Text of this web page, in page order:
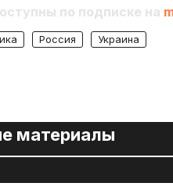
по подписке на
Россия Украина
материалы